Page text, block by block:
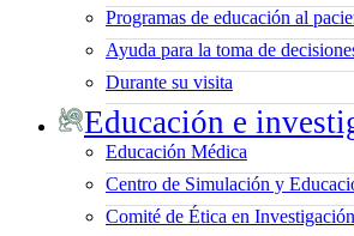
Programas de educación al
Ayuda para la toma de
Durante su visita
Educación e
Educación Médica
Centro de Simulación y
Comité de Ética en